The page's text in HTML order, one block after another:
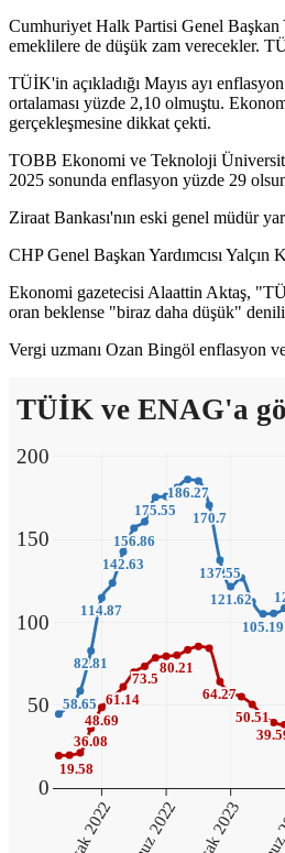
Cumhuriyet Halk Partisi Genel Başkan
emeklilere de düşük zam verecekler.
TÜİK'in açıkladığı Mayıs ayı
ortalaması yüzde 2,10 olmuştu.
gerçekleşmesine dikkat çekti.
TOBB Ekonomi ve Teknoloji
2025 sonunda enflasyon yüzde 29
Ziraat Bankası'nın eski genel müdür
CHP Genel Başkan Yardımcısı
Ekonomi gazetecisi Alaattin Aktaş,
oran beklense "biraz daha düşük"
Vergi uzmanı Ozan Bingöl enflasyon